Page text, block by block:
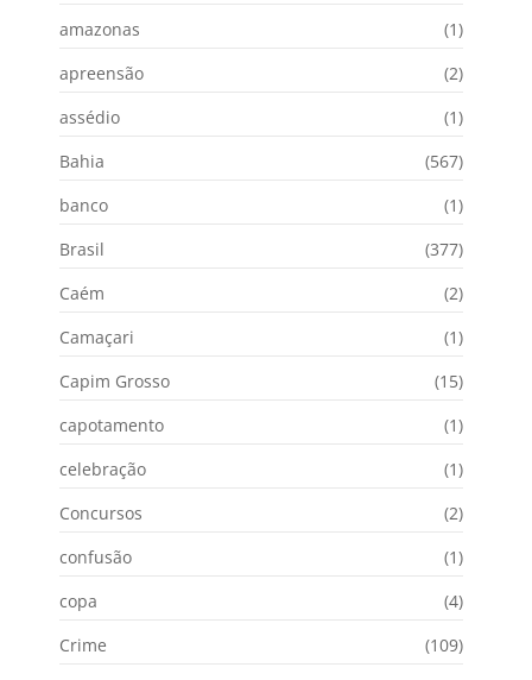
amazonas
(1)
apreensão
(2)
assédio
(1)
Bahia
(567)
banco
(1)
Brasil
(377)
Caém
(2)
Camaçari
(1)
Capim Grosso
(15)
capotamento
(1)
celebração
(1)
Concursos
(2)
confusão
(1)
copa
(4)
Crime
(109)